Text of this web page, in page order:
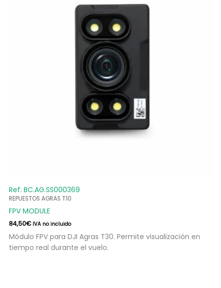
Ref: BC.AG.SS000369
REPUESTOS AGRAS T10
FPV MODULE
84,50€ IVA no incluido
Módulo FPV para DJI Agras T30. Permite visualización en
tiempo real durante el vuelo.